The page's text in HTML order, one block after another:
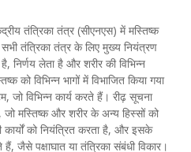
तंत्रिका तंत्र (सीएनएस) में मस्तिष्क
तंत्रिका तंत्र के लिए मुख्य नियंत्रण
निर्णय लेता है और शरीर की विभिन्न
को विभिन्न भागों में विभाजित किया गया
विभिन्न कार्य करते हैं। रीढ़ सूचना
मस्तिष्क और शरीर के अन्य हिस्सों को
को नियंत्रित करता है, और इसके
जैसे पक्षाघात या तंत्रिका संबंधी विकार।